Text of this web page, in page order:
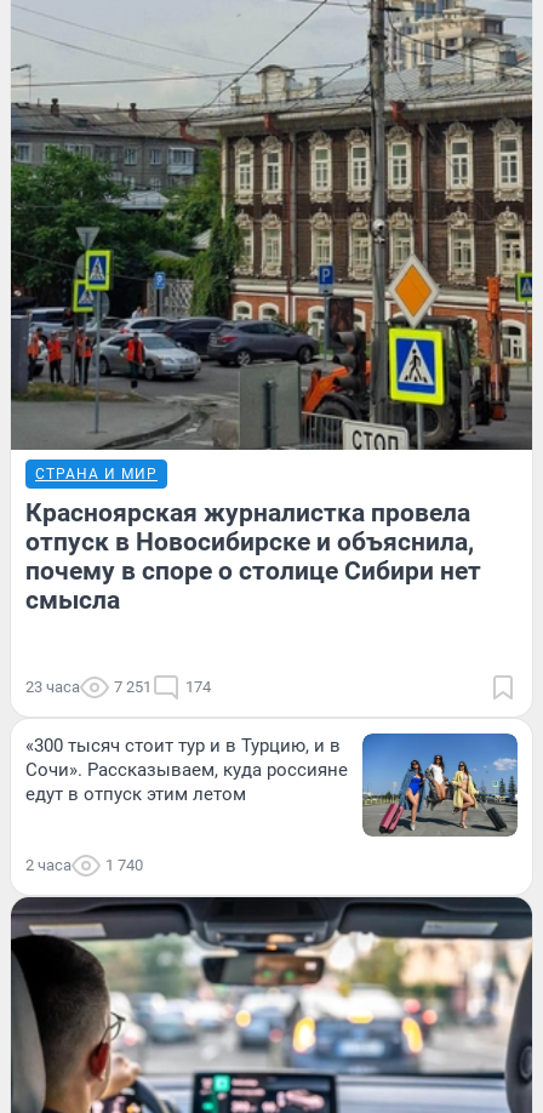
СТРАНА И МИР
Красноярская журналистка провела
отпуск в Новосибирске и объяснила,
почему в споре о столице Сибири нет
смысла
23 часа 7 251 174
«300 тысяч стоит тур и в Турцию, и в
Сочи». Рассказываем, куда россияне
едут в отпуск этим летом
2 часа 1 740